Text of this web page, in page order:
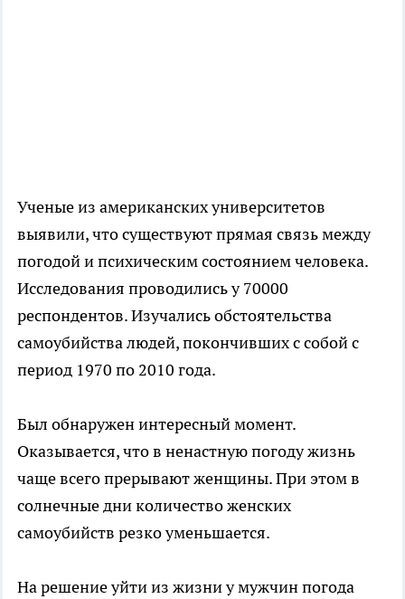
Ученые из американских университетов
выявили, что существуют прямая связь между
погодой и психическим состоянием человека.
Исследования проводились у 70000
респондентов. Изучались обстоятельства
самоубийства людей, покончивших с собой с
период 1970 по 2010 года.
Был обнаружен интересный момент.
Оказывается, что в ненастную погоду жизнь
чаще всего прерывают женщины. При этом в
солнечные дни количество женских
самоубийств резко уменьшается.
На решение уйти из жизни у мужчин погода